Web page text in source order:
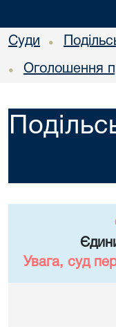
Суди •
• Оголошення
Увага, суд